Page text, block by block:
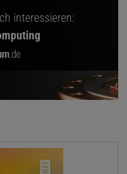
interessieren: